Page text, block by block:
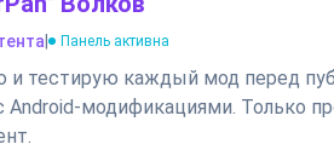
Панель активна
и тестирую каждый мод перед
Android-модификациями. Только